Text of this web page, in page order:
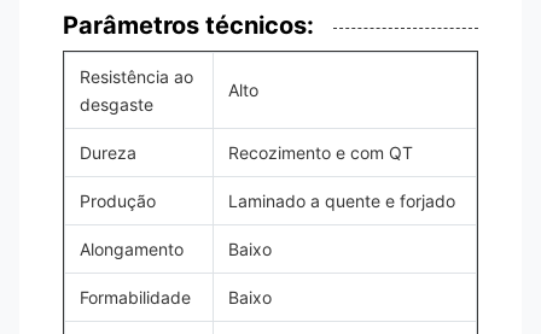
Parâmetros técnicos:
Resistência ao
desgaste
Alto
Dureza Recozimento e com QT
Produção Laminado a quente e forjado
Alongamento Baixo
Formabilidade Baixo